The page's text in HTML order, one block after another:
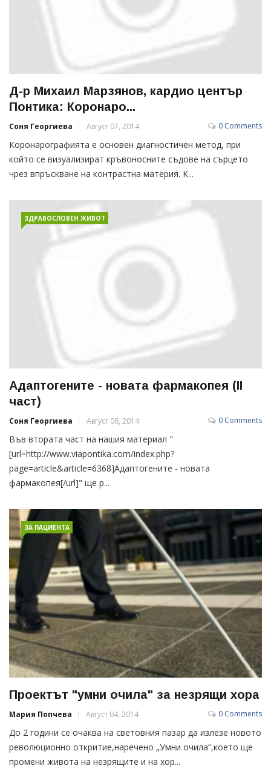
Д-р Михаил Марзянов, кардио център
Понтика: Коронаро...
Соня Георгиева Август 07, 2014 0 Comments
Коронарографията е основен диагностичен метод, при
който се визуализират кръвоносните съдове на сърцето
чрез впръскване на контрастна материя. К...
ЗДРАВОСЛОВЕН ЖИВОТ
Адаптогените - новата фармакопея (II
част)
Соня Георгиева Август 06, 2014 0 Comments
Във втората част на нашия материал "
[url=http://www.viapontika.com/index.php?
page=article&article=6368]Адаптогените - новата
фармакопея[/url]" ще р...
ЗА ПАЦИЕНТА
Проектът "умни очила" за незрящи хора
Мария Попчева Август 04, 2014 0 Comments
До 2 години се очаква на световния пазар да излезе новото
революционно откритие,наречено „Умни очила“,което ще
промени живота на незрящите и на хор...